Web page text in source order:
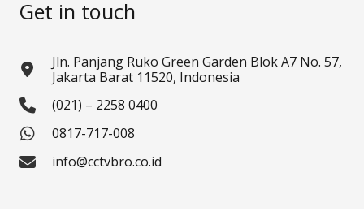
Get in touch
Jln. Panjang Ruko Green Garden Blok A7 No. 57,
Jakarta Barat 11520, Indonesia
(021) – 2258 0400
0817-717-008
info@cctvbro.co.id